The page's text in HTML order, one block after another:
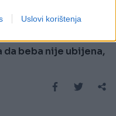
Uslovi korištenja
beba nije ubijena,